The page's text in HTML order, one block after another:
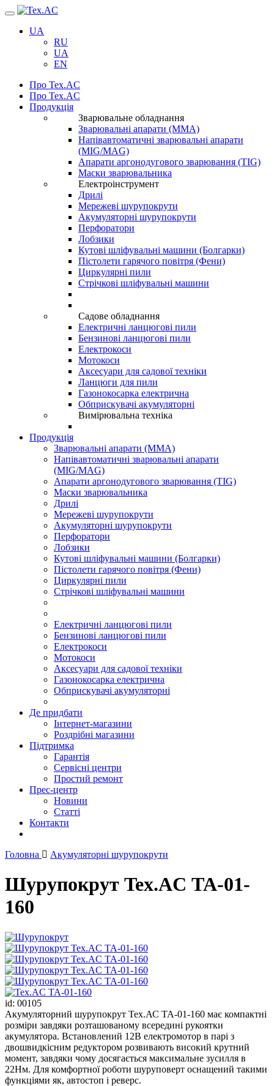
Навігація
UA
RU
UA
EN
Про Tex.AC
Про Tex.AC
Продукція
Зварювальне обладнання
Зварювальні апарати (ММА)
Напівавтоматичні зварювальні апарати
(MIG/MAG)
Апарати аргонодугового зварювання (TIG)
Маски зварювальника
Електроінструмент
Дрилі
Мережеві шурупокрути
Акумуляторні шурупокрути
Перфоратори
Лобзики
Кутові шліфувальні машини (Болгарки)
Пістолети гарячого повітря (Фени)
Циркулярні пили
Стрічкові шліфувальні машини
Садове обладнання
Електричні ланцюгові пили
Бензинові ланцюгові пили
Електрокоси
Мотокоси
Аксесуари для садової техніки
Ланцюги для пили
Газонокосарка електрична
Обприскувачі акумуляторні
Вимірювальна техніка
Продукція
Зварювальні апарати (ММА)
Напівавтоматичні зварювальні апарати
(MIG/MAG)
Апарати аргонодугового зварювання (TIG)
Маски зварювальника
Дрилі
Мережеві шурупокрути
Акумуляторні шурупокрути
Перфоратори
Лобзики
Кутові шліфувальні машини (Болгарки)
Пістолети гарячого повітря (Фени)
Циркулярні пили
Стрічкові шліфувальні машини
Електричні ланцюгові пили
Бензинові ланцюгові пили
Електрокоси
Мотокоси
Аксесуари для садової техніки
Газонокосарка електрична
Обприскувачі акумуляторні
Де придбати
Інтернет-магазини
Роздрібні магазини
Підтримка
Гарантія
Сервісні центри
Простий ремонт
Прес-центр
Новини
Статті
Контакти
Головна Акумуляторні шурупокрути
Шурупокрут Tex.AC ТА-01-
160
id: 00105
Акумуляторний шурупокрут Тех.АС ТА-01-160 має компактні
розміри завдяки розташованому всередині рукоятки
акумулятора. Встановлений 12В електромотор в парі з
двошвидкісним редуктором розвивають високий крутний
момент, завдяки чому досягається максимальне зусилля в
22Нм. Для комфортної роботи шуруповерт оснащений такими
функціями як, автостоп і реверс.